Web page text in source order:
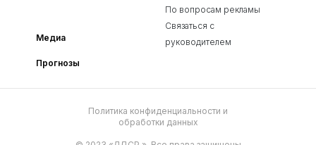
Медиа
Прогнозы
По вопросам рекламы
Связаться с
руководителем
Политика конфиденциальности и
обработки данных